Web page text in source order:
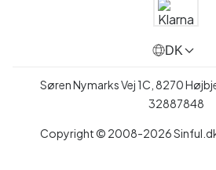
DK
Søren Nymarks Vej 1C, 8270
32887848
Copyright © 2008-2026